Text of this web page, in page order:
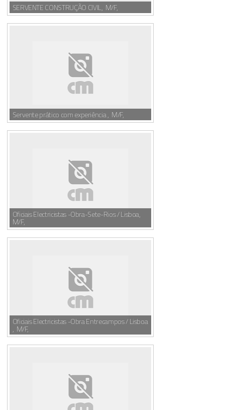
SERVENTE CONSTRUÇÃO CIVIL, M/F,
Servente prático com experiência , M/F,
Oficiais Electricistas -Obra-Sete-Rios / Lisboa,
M/F,
Oficiais Electricistas -Obra Entrecampos / Lisboa
, M/F,